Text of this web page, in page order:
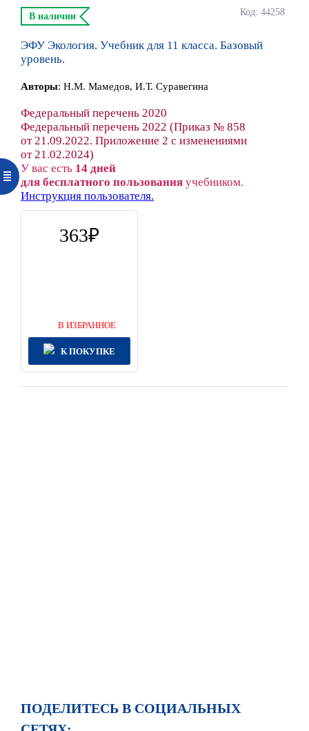
Код: 44258
В наличии
ЭФУ Экология. Учебник для 11 класса. Базовый
уровень.
Авторы: Н.М. Мамедов, И.Т. Суравегина
Федеральный перечень 2020
Федеральный перечень 2022 (Приказ № 858
от 21.09.2022. Приложение 2 с изменениями
от 21.02.2024)
У вас есть 14 дней
для бесплатного пользования учебником.
Инструкция пользователя.
363
В ИЗБРАННОЕ
К ПОКУПКЕ
ПОДЕЛИТЕСЬ В СОЦИАЛЬНЫХ